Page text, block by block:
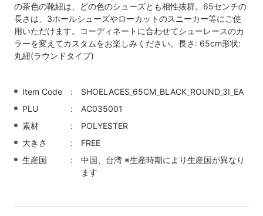
の茶色の靴紐は、どの色のシューズとも相性抜群。65センチの
長さは、3ホールシューズやローカットのスニーカー等にご使
用いただけます。コーディネートに合わせてシューレースのカ
ラーを変えてカスタムをお楽しみください。長さ: 65cm形状:
丸紐(ラウンドタイプ)
Item Code
SHOELACES_65CM_BLACK_ROUND_3I_EA
PLU
AC035001
素材
POLYESTER
大きさ
FREE
生産国
中国、台湾 ※生産時期により生産国が異なり
ます